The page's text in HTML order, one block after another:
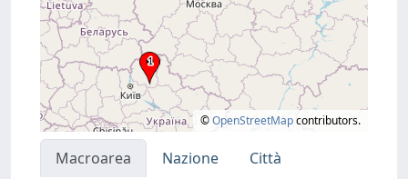
©OpenStreetMapcontributors.
Macroarea Nazione
Città